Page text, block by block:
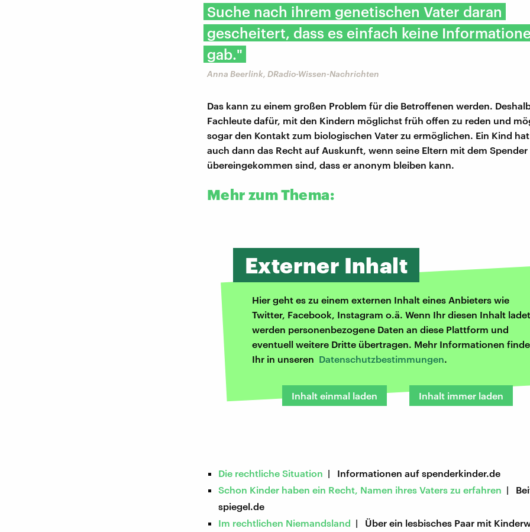
Suche nach ihrem genetischen Vater daran
gescheitert, dass es einfach keine
gab."
Anna Beerlink, DRadio-Wissen-Nachrichten
Das kann zu einem großen Problem für die Betroffenen werden.
Fachleute dafür, mit den Kindern möglichst früh offen zu reden und
sogar den Kontakt zum biologischen Vater zu ermöglichen. Ein Kind
auch dann das Recht auf Auskunft, wenn seine Eltern mit dem
übereingekommen sind, dass er anonym bleiben kann.
Mehr zum Thema:
Externer Inhalt
Hier geht es zu einem externen Inhalt eines Anbieters wie
Twitter, Facebook, Instagram o.ä. Wenn Ihr diesen Inhalt
werden personenbezogene Daten an diese Plattform und
eventuell weitere Dritte übertragen. Mehr Informationen
Ihr in unseren Datenschutzbestimmungen.
Inhalt einmal laden Inhalt immer laden
Die rechtliche Situation | Informationen auf spenderkinder.de
Schon Kinder haben ein Recht, Namen ihres Vaters zu erfahren |
spiegel.de
Im rechtlichen Niemandsland | Über ein lesbisches Paar mit